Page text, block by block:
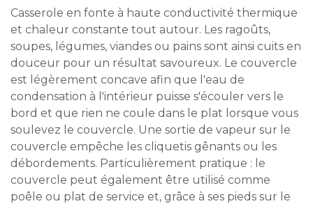
Casserole en fonte à haute conductivité thermique
et chaleur constante tout autour. Les ragoûts,
soupes, légumes, viandes ou pains sont ainsi cuits en
douceur pour un résultat savoureux. Le couvercle
est légèrement concave afin que l'eau de
condensation à l'intérieur puisse s'écouler vers le
bord et que rien ne coule dans le plat lorsque vous
soulevez le couvercle. Une sortie de vapeur sur le
couvercle empêche les cliquetis gênants ou les
débordements. Particulièrement pratique : le
couvercle peut également être utilisé comme
poêle ou plat de service et, grâce à ses pieds sur le